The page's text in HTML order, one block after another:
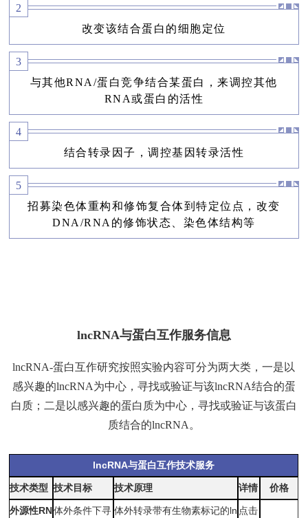
2
改变该结合蛋白的细胞定位
3
与其他RNA/蛋白竞争结合某蛋白，来调控其他
RNA或蛋白的活性
4
结合转录因子，调控基因转录活性
5
招募染色体重构和修饰复合体到特定位点，改变
DNA/RNA的修饰状态、染色体结构等
lncRNA与蛋白互作服务信息
lncRNA-蛋白互作研究按照实验内容可分为两大类，一是以
感兴趣的lncRNA为中心，寻找或验证与该lncRNA结合的蛋
白质；二是以感兴趣的蛋白质为中心，寻找或验证与该蛋白
质结合的lncRNA。
lncRNA与蛋白互作技术服务
技术类型 技术目标 技术原理 详情 价格
外源性RN体外条件下寻 体外转录带有生物素标记的ln 点击